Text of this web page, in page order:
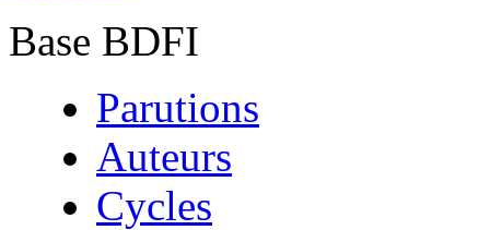
Base BDFI
Parutions
Auteurs
Cycles